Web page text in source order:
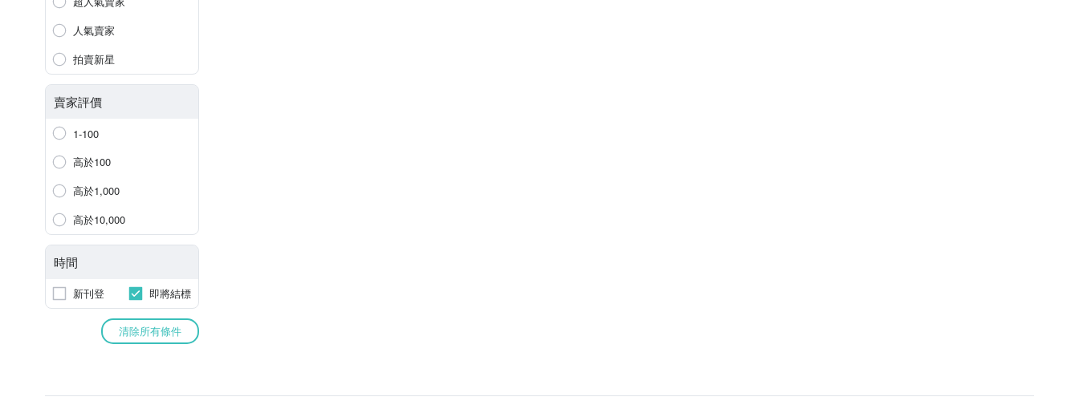
人氣賣家
拍賣新星
賣家評價
1-100
高於100
高於1,000
高於10,000
時間
新刊登 即將結標
清除所有條件